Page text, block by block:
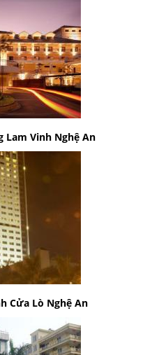
Lam Vinh Nghệ An
Cửa Lò Nghệ An